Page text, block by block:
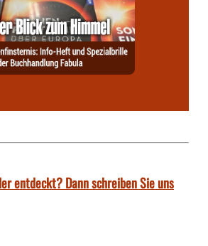
entdeckt? Dann schreiben Sie uns